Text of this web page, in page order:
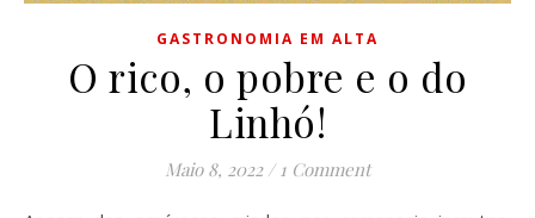
GASTRONOMIA EM ALTA
O rico, o pobre e o do
Linhó!
Maio 8, 2022 / 1 Comment